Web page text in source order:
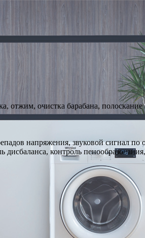
отжим, очистка барабана,
напряжения, звуковой сигнал
контроль